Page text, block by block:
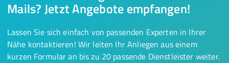
Mails? Jetzt Angebote empfangen!
Lassen Sie sich einfach von passenden Experten in Ihrer
Nähe kontaktieren! Wir leiten Ihr Anliegen aus einem
kurzen Formular an bis zu 20 passende Dienstleister weiter.